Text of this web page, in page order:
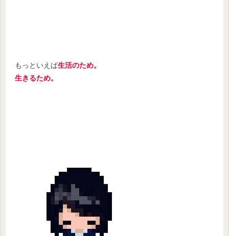
もっといえば生活のため。
生きるため。